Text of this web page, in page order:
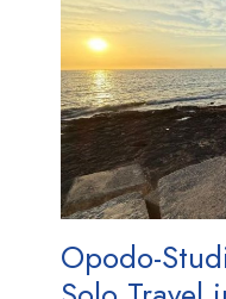
Opodo-